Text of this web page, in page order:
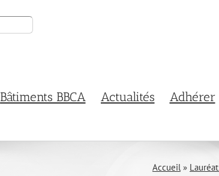
Bâtiments BBCA Actualités Adhérer
Accueil »